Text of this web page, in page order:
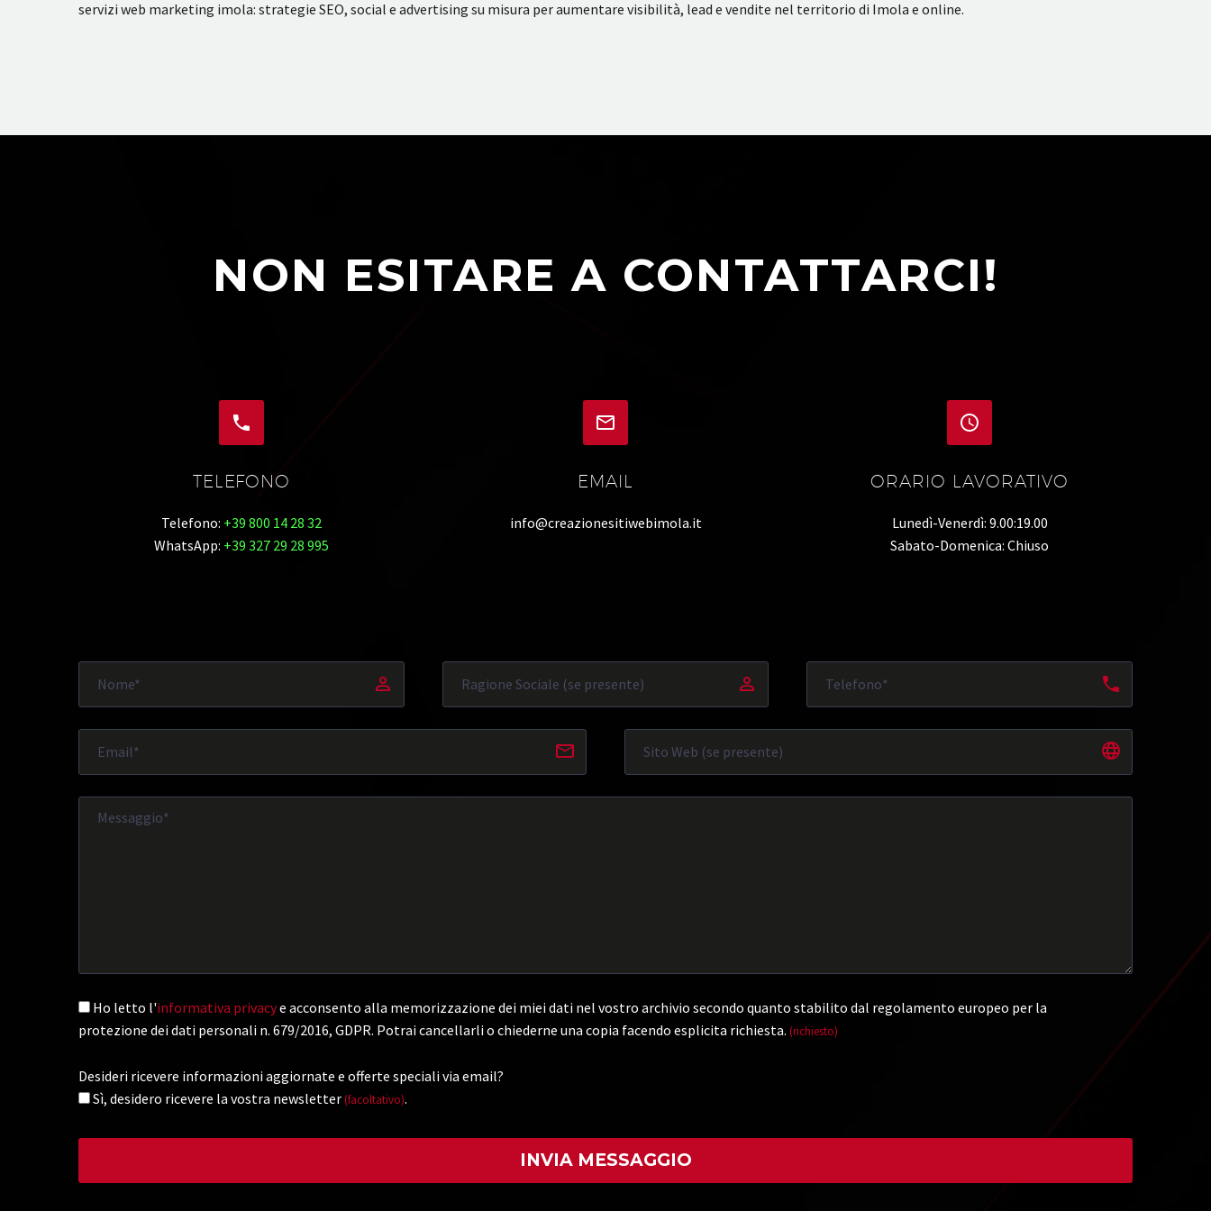
servizi web marketing imola: strategie SEO, social e advertising su misura per aumentare visibilità, lead e vendite nel territorio di Imola e online.
NON ESITARE A CONTATTARCI!


TELEFONO
Telefono: +39 800 14 28 32
WhatsApp: +39 327 29 28 995


EMAIL
info@creazionesitiwebimola.it


ORARIO LAVORATIVO
Lunedì-Venerdì: 9.00:19.00
Sabato-Domenica: Chiuso
Ho letto l'informativa privacye acconsento alla memorizzazione dei miei dati nel vostro archivio secondo quanto stabilito dal regolamento europeo per la
protezione dei dati personali n. 679/2016, GDPR. Potrai cancellarli o chiederne una copia facendo esplicita richiesta. (richiesto)
Desideri ricevere informazioni aggiornate e offerte speciali via email?
Sì, desidero ricevere la vostra newsletter (facoltativo).